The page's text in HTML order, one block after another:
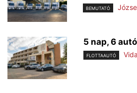
BEMUTATÓ
5 nap, 6
FLOTTAAUTÓ